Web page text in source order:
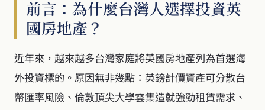
前言：為什麼台灣人選擇投資英
國房地產？
近年來，越來越多台灣家庭將英國房地產列為首選海
外投資標的。原因無非幾點：英鎊計價資產可分散台
幣匯率風險、倫敦頂尖大學雲集造就強勁租賃需求、